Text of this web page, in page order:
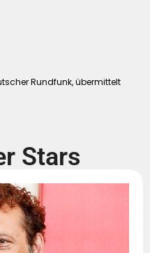
Rundfunk, übermittelt
Stars